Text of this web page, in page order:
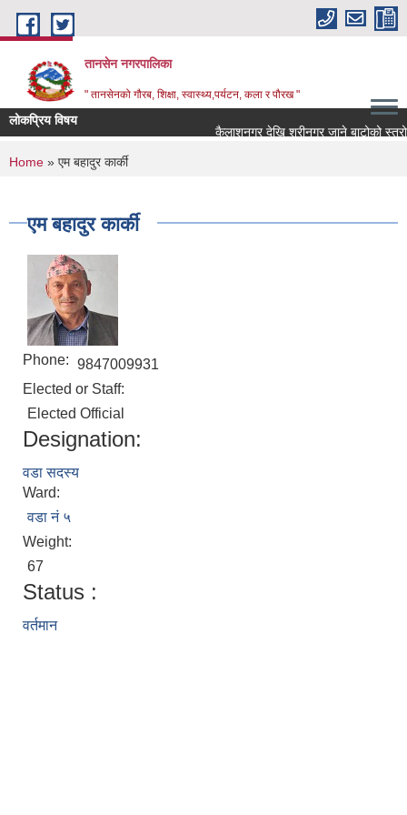
Skip to main content
तानसेन नगरपालिका
" तानसेनको गौरब, शिक्षा, स्वास्थ्य,पर्यटन, कला र पौरख "
लोकप्रिय विषय
You are here
Home » एम बहादुर कार्की
एम बहादुर कार्की
Phone: 9847009931
Elected or Staff:
Elected Official
Designation:
वडा सदस्य
Ward:
वडा नं ५
Weight:
67
Status :
वर्तमान